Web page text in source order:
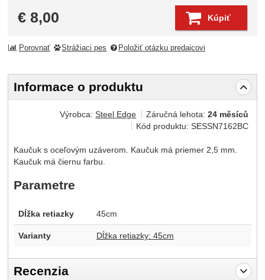
€ 8,00 Kúpiť
Porovnať Strážiaci pes Položiť otázku predajcovi
Informace o produktu
Výrobca:Steel Edge Záručná lehota:24 měsíců
Kód produktu:SESSN7162BC
Kaučuk s oceľovým uzáverom. Kaučuk má priemer 2,5 mm.
Kaučuk má čiernu farbu.
Parametre
Dĺžka retiazky 45cm
Varianty Dĺžka retiazky: 45cm
Recenzia